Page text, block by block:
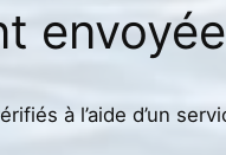
à l’aide d’un